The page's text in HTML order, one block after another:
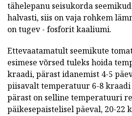
tähelepanu seisukorda
halvasti, siis on vaja rohkem
on tugev - fosforit kaaliumi.
Ettevaatamatult seemikute
esimese võrsed tuleks hoida
kraadi, pärast idanemist 4-5
piisavalt temperatuur 6-8 kraadi
pärast on selline temperatuuri
päikesepaistelisel päeval, 20-22